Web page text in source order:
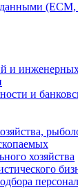
данными
и
и
хозяйства